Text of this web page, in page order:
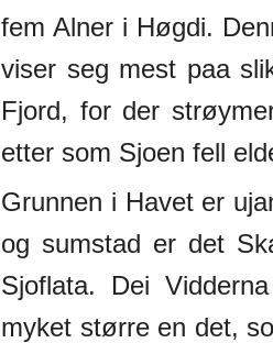
fem Alner i Høgdi.
viser seg mest paa
Fjord, for der
etter som Sjoen fell
Grunnen i Havet er
og sumstad er det
Sjoflata. Dei
myket større en det,